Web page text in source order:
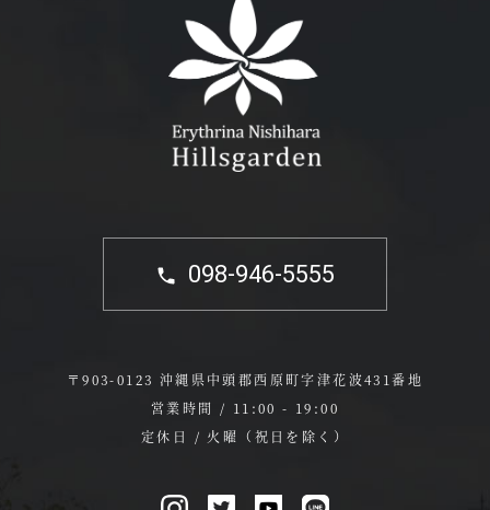
098-946-5555
〒903-0123 沖縄県中頭郡西原町字津花波431番地
営業時間 / 11:00 - 19:00
定休日 / 火曜（祝日を除く）